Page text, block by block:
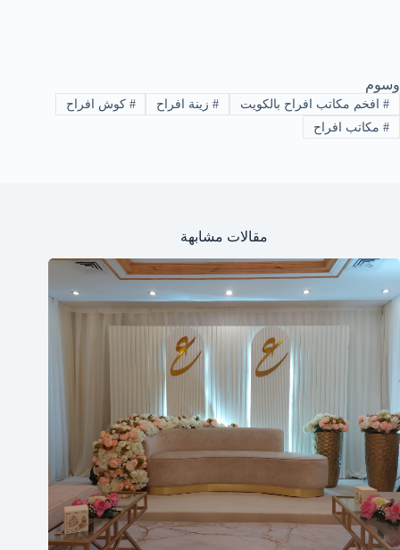
وسوم
#افخم مكاتب افراح بالكويت #زينة افراح # كوش افراح
#مكاتب افراح
مقالات مشابهة